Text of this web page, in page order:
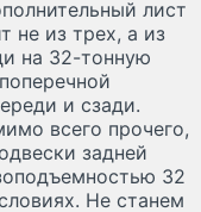
лист
не из трех, а из
на 32-тонную
и сзади.
всего прочего,
задней
32
Не станем